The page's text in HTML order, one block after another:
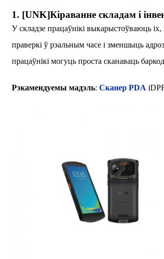
1. [UNK]Кіраванне складам і
У складзе працаўнікі выкарыстоўваюць
праверкі ў рэальным часе і зменшыць
працаўнікі могуць проста сканаваць
Рэкамендуемы мадэль:Сканер PDA